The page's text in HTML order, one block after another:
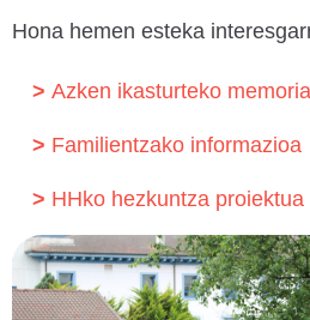
Hona hemen esteka
Azken ikasturteko memoria
Familientzako informazioa
HHko hezkuntza proiektua